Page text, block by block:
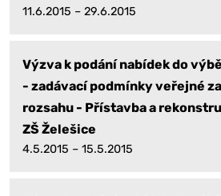
11.6.2015 – 29.6.2015
Výzva k podání nabídek do
- zadávací podmínky veřejné
rozsahu - Přístavba a
ZŠ Želešice
4.5.2015 – 15.5.2015